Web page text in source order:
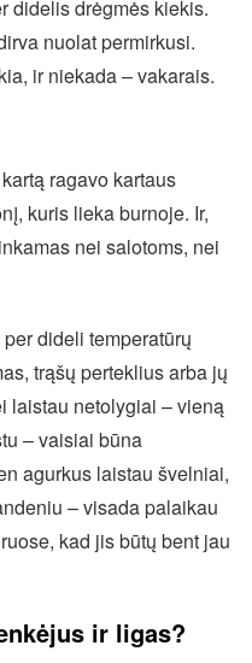
didelis drėgmės kiekis.
nuolat permirkusi.
ir niekada – vakarais.
ragavo kartaus
kuris lieka burnoje. Ir,
nei salotoms, nei
dideli temperatūrų
trąšų perteklius arba jų
laistau netolygiai – vieną
– vaisiai būna
agurkus laistau švelniai,
– visada palaikau
kad jis būtų bent jau
ir ligas?